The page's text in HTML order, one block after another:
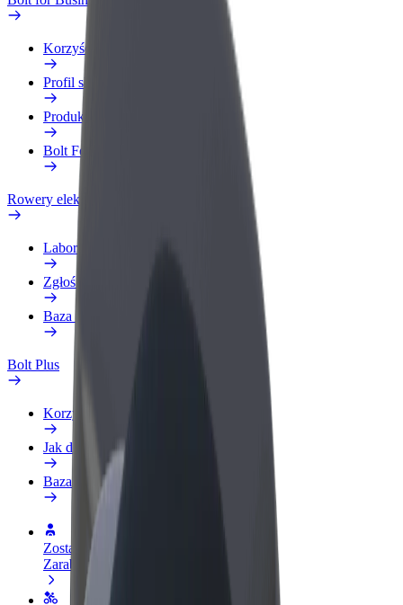
Korzyści
Profil służbowy
Produkty
Bolt Food dla firm
Rowery elektryczne
Laboratorium bezpieczeństwa
Zgłoś problem
Baza wiedzy
Bolt Plus
Korzyści
Jak dołączyć
Baza wiedzy
Zostań kierowcą
Zarabiaj na swoich warunkach